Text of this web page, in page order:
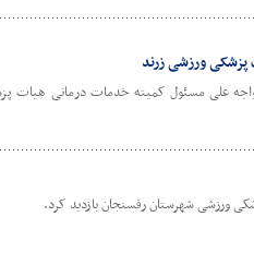
ورزشی زرند
علی مسئول کمیته خدمات درمانی هیات
ورزشی شهرستان رفسنجان بازدید کرد.